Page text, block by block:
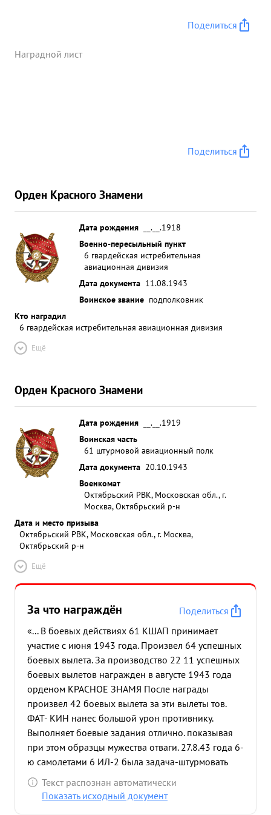
достоин правительственной награды орденом
Поделиться
Наградной лист
Поделиться
Орден Красного Знамени
Дата рождения
__.__.1918
Военно-пересыльный пункт
6 гвардейская истребительная
авиационная дивизия
Дата документа 11.08.1943
Воинское звание подполковник
Кто наградил
6 гвардейская истребительная авиационная дивизия
Ещё
Орден Красного Знамени
Дата рождения
__.__.1919
Воинская часть
61 штурмовой авиационный полк
Дата документа 20.10.1943
Военкомат
Октябрьский РВК, Московская обл., г.
Москва, Октябрьский р-н
Дата и место призыва
Октябрьский РВК, Московская обл., г. Москва,
Октябрьский р-н
Ещё
За что награждён
Поделиться
«... В боевых действиях 61 КШАП принимает
участие с июня 1943 года. Произвел 64 успешных
боевых вылета. За производство 22 11 успешных
боевых вылетов награжден в августе 1943 года
орденом КРАСНОЕ ЗНАМЯ После награды
произвел 42 боевых вылета за эти вылеты тов.
ФАТ- КИН нанес большой урон противнику.
Выполняет боевые задания отлично. показывая
при этом образцы мужества отваги. 27.8.43 года 6-
ю самолетами 6 ИЛ-2 была задача-штурмовать
отходящие колонны противника в районе
опошня За этот вылет ФАТКИНЫМ уничтожено 3
Текст распознан автоматически
Показать исходный документ